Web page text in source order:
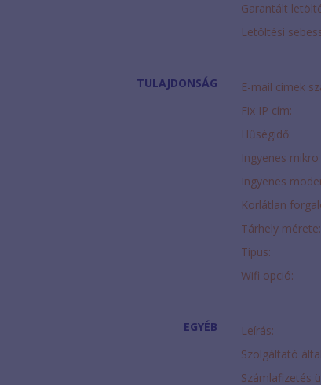
Garantált
Letöltési
TULAJDONSÁG E-mail címek
Fix IP cím:
Hűségidő:
Ingyenes
Ingyenes
Korlátlan
Tárhely mérete:
Típus:
Wifi opció:
EGYÉB Leírás:
Szolgáltató
Számlafizetés